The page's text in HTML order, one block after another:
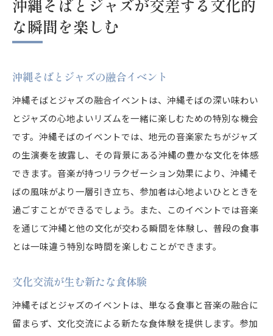
沖縄そばとジャズが交差する文化的
な瞬間を楽しむ
沖縄そばとジャズの融合イベント
沖縄そばとジャズの融合イベントは、沖縄そばの深い味わい
とジャズの心地よいリズムを一緒に楽しむための特別な機会
です。沖縄そばのイベントでは、地元の音楽家たちがジャズ
の生演奏を披露し、その背景にある沖縄の豊かな文化を体感
できます。音楽が持つリラクゼーション効果により、沖縄そ
ばの風味がより一層引き立ち、参加者は心地よいひとときを
過ごすことができるでしょう。また、このイベントでは音楽
を通じて沖縄と他の文化が交わる瞬間を体験し、普段の食事
とは一味違う特別な時間を楽しむことができます。
文化交流が生む新たな食体験
沖縄そばとジャズのイベントは、単なる食事と音楽の融合に
留まらず、文化交流による新たな食体験を提供します。参加